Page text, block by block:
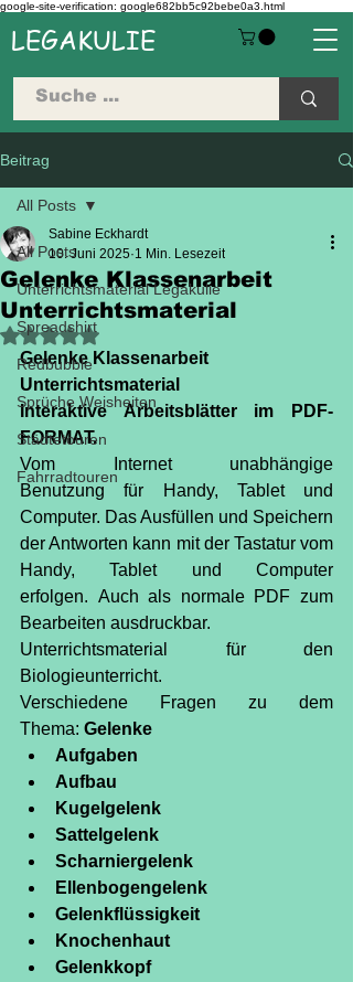
google-site-verification: google682bb5c92bebe0a3.html
LEGAKULIE
Beitrag
All Posts
Unterrichtsmaterial Legakulie
Spreadshirt
Redbubble
Sprüche Weisheiten
Städtetouren
Fahrradtouren
All Posts
Gelenke Klassenarbeit
Unterrichtsmaterial
Sabine Eckhardt
10. Juni 2025 1 Min. Lesezeit
Mit NaN von 5 Sternen bewertet.
Gelenke Klassenarbeit
Unterrichtsmaterial
Interaktive Arbeitsblätter im PDF-
FORMAT.
Vom Internet unabhängige
Benutzung für Handy, Tablet und
Computer. Das Ausfüllen und Speichern
der Antworten kann mit der Tastatur vom
Handy, Tablet und Computer
erfolgen. Auch als normale PDF zum
Bearbeiten ausdruckbar.
Unterrichtsmaterial für den
Biologieunterricht.
Verschiedene Fragen zu dem
Thema: Gelenke
Aufgaben
Aufbau
Kugelgelenk
Sattelgelenk
Scharniergelenk
Ellenbogengelenk
Gelenkflüssigkeit
Knochenhaut
Gelenkkopf